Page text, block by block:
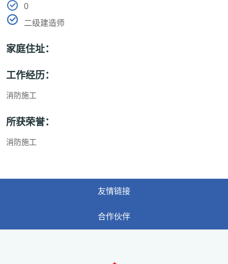
0
二级建造师
家庭住址：
工作经历：
消防施工
所获荣誉：
消防施工
友情链接
合作伙伴